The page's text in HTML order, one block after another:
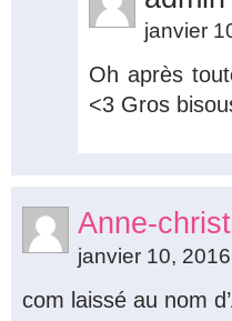
janvier
Oh après
<3 Gros
Anne-
janvier 10,
com laissé au nom